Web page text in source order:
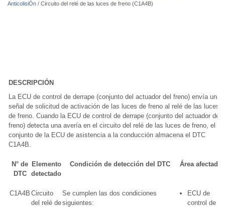
AnticolisiÓn / Circuito del relé de las luces de freno (C1A4B)
DESCRIPCIÓN
La ECU de control de derrape (conjunto del actuador del freno) envía una
señal de solicitud de activación de las luces de freno al relé de las luces
de freno. Cuando la ECU de control de derrape (conjunto del actuador del
freno) detecta una avería en el circuito del relé de las luces de freno, el
conjunto de la ECU de asistencia a la conducción almacena el DTC
C1A4B.
N° de
DTC
Elemento
detectado
Condición de detección del DTC Área afectada
C1A4B Circuito
del relé de
Se cumplen las dos condiciones
siguientes:
ECU de
control de